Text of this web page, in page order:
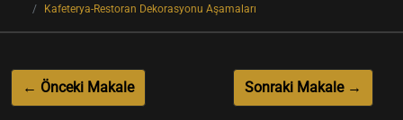
Kafeterya-Restoran Dekorasyonu Aşamaları
← Önceki Makale Sonraki Makale →